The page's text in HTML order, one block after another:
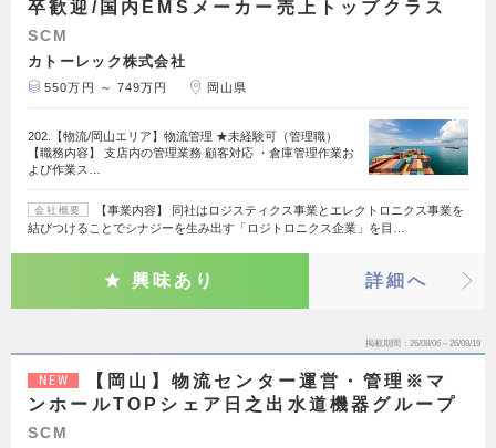
卒歓迎/国内EMSメーカー売上トップクラス
SCM
カトーレック株式会社
550万円 ～ 749万円 岡山県
202.【物流/岡山エリア】物流管理 ★未経験可（管理職）
【職務内容】 支店内の管理業務 顧客対応 ・倉庫管理作業お
よび作業ス…
会社概要
【事業内容】 同社はロジスティクス事業とエレクトロニクス事業を
結びつけることでシナジーを生み出す「ロジトロニクス企業」を目…
興味あり 詳細へ
掲載期間 26/08/06～26/08/19
NEW
【岡山】物流センター運営・管理※マ
ンホールTOPシェア日之出水道機器グループ
SCM